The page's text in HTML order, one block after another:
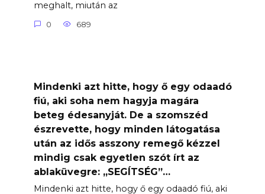
meghalt, miután az
0 689
Mindenki azt hitte, hogy ő egy odaadó
fiú, aki soha nem hagyja magára
beteg édesanyját. De a szomszéd
észrevette, hogy minden látogatása
után az idős asszony remegő kézzel
mindig csak egyetlen szót írt az
ablaküvegre: „SEGÍTSÉG”…
Mindenki azt hitte, hogy ő egy odaadó fiú, aki